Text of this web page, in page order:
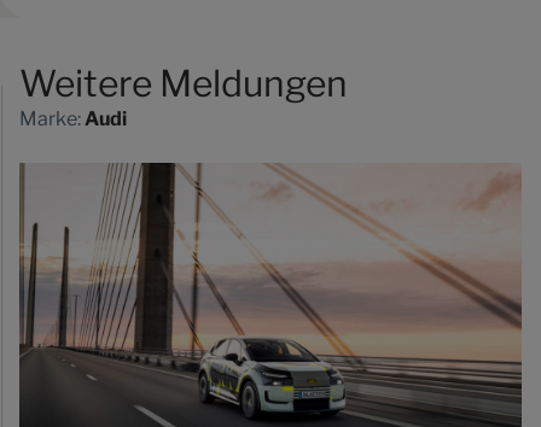
Weitere Meldungen
Marke:Audi